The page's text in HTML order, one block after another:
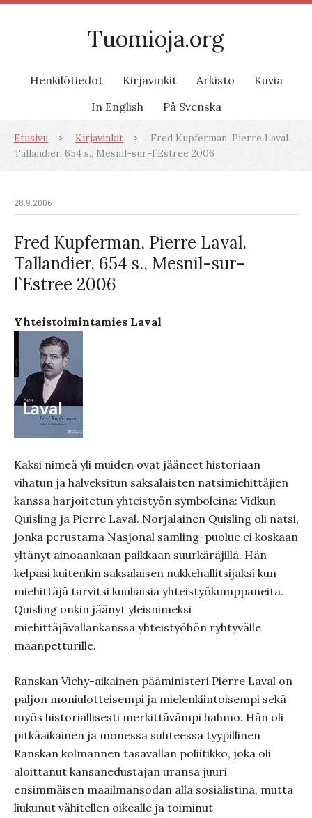
Tuomioja.org
Henkilötiedot Kirjavinkit Arkisto
Kuvia
In English
På Svenska
Etusivu Kirjavinkit
Fred Kupferman, Pierre Laval.
Tallandier, 654 s., Mesnil-sur-l`Estree 2006
28.9.2006
Fred Kupferman, Pierre Laval.
Tallandier, 654 s., Mesnil-sur-
l`Estree 2006
Yhteistoimintamies Laval
Kaksi nimeä yli muiden ovat jääneet historiaan
vihatun ja halveksitun saksalaisten natsimiehittäjien
kanssa harjoitetun yhteistyön symboleina: Vidkun
Quisling ja Pierre Laval. Norjalainen Quisling oli natsi,
jonka perustama Nasjonal samling-puolue ei koskaan
yltänyt ainoaankaan paikkaan suurkäräjillä. Hän
kelpasi kuitenkin saksalaisen nukkehallitsijaksi kun
miehittäjä tarvitsi kuuliaisia yhteistyökumppaneita.
Quisling onkin jäänyt yleisnimeksi
miehittäjävallankanssa yhteistyöhön ryhtyvälle
maanpetturille.
Ranskan Vichy-aikainen pääministeri Pierre Laval on
paljon moniulotteisempi ja mielenkiintoisempi sekä
myös historiallisesti merkittävämpi hahmo. Hän oli
pitkäaikainen ja monessa suhteessa tyypillinen
Ranskan kolmannen tasavallan poliitikko, joka oli
aloittanut kansanedustajan uransa juuri
ensimmäisen maailmansodan alla sosialistina, mutta
liukunut vähitellen oikealle ja toiminut